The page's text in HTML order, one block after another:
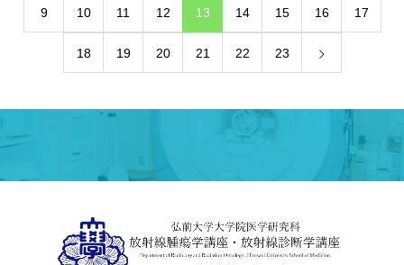
9 10 11 12 13 14 15 16 17
18 19 20 21 22 23